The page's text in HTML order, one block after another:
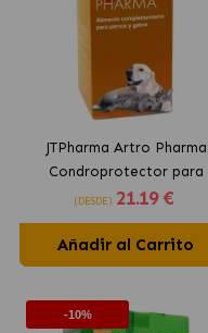
JTPharma Artro Pharma
Condroprotector para
Perros y Gatos Solución
Líquida
(DESDE) 21.19 €
Añadir al Carrito
-10%